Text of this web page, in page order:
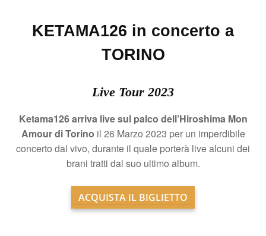
KETAMA126 in concerto a
TORINO
Live Tour 2023
Ketama126 arriva live sul palco dell’Hiroshima Mon
Amour di Torino il 26 Marzo 2023 per un imperdibile
concerto dal vivo, durante il quale porterà live alcuni dei
brani tratti dal suo ultimo album.
ACQUISTA IL BIGLIETTO